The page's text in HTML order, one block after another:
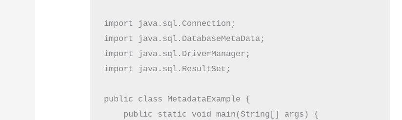
import java.sql.Connection;
import java.sql.DatabaseMetaData;
import java.sql.DriverManager;
import java.sql.ResultSet;
public class MetadataExample {
    public static void main(String[] args) {